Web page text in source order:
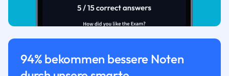
94% bekommen bessere Noten